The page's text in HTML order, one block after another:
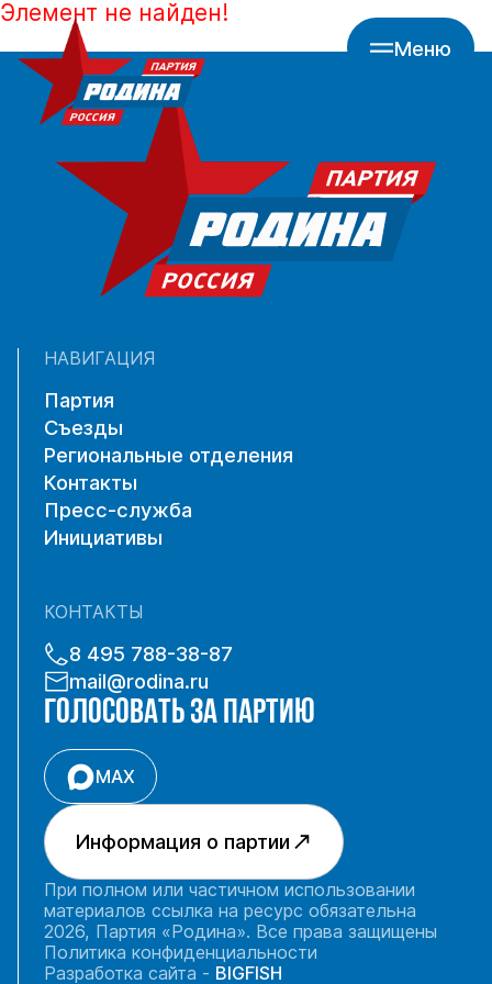
Меню
Элемент не найден!
НАВИГАЦИЯ
Партия
Съезды
Региональные отделения
Контакты
Пресс-служба
Инициативы
КОНТАКТЫ
8 495 788-38-87
mail@rodina.ru
ГОЛОСОВАТЬ ЗА ПАРТИЮ
MAX
Информация о партии
При полном или частичном использовании
материалов ссылка на ресурс обязательна
2026, Партия «Родина». Все права защищены
Политика конфиденциальности
Разработка сайта - BIGFISH